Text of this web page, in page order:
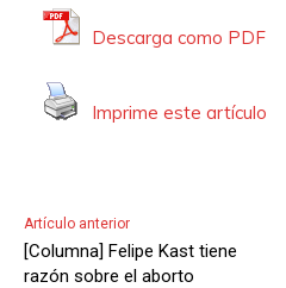
d
i
Descarga como PDF
Imprime este artículo
Artículo anterior
[Columna] Felipe Kast tiene
razón sobre el aborto